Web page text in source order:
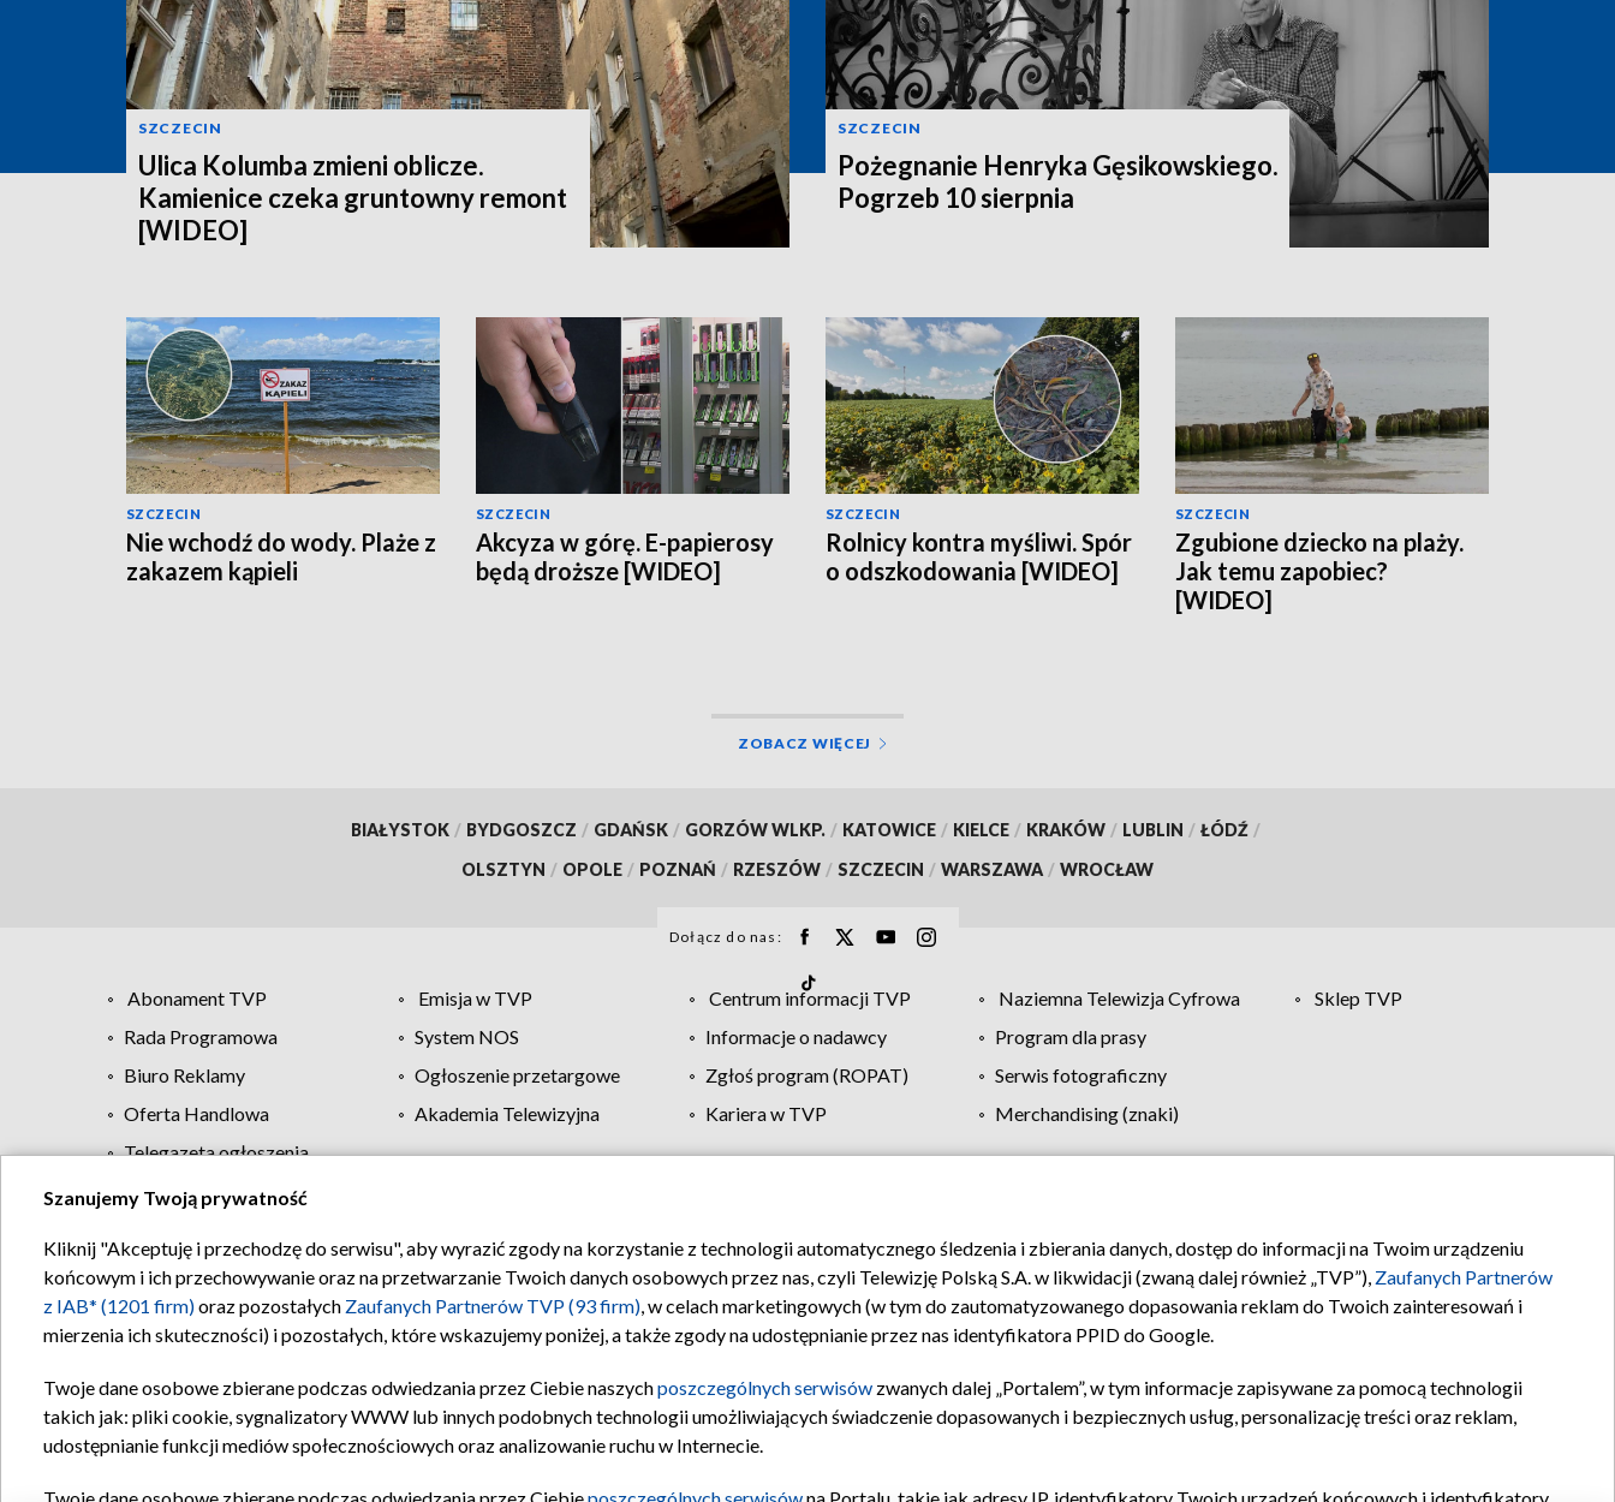
SZCZECIN
Ulica Kolumba zmieni oblicze.
Kamienice czeka gruntowny remont
[WIDEO]
SZCZECIN
Pożegnanie Henryka Gęsikowskiego.
Pogrzeb 10 sierpnia
SZCZECIN
Nie wchodź do wody. Plaże z
zakazem kąpieli
SZCZECIN
Akcyza w górę. E-papierosy
będą droższe [WIDEO]
SZCZECIN
Rolnicy kontra myśliwi. Spór
o odszkodowania [WIDEO]
SZCZECIN
Zgubione dziecko na plaży.
Jak temu zapobiec?
[WIDEO]
ZOBACZ WIĘCEJ
BIAŁYSTOK / BYDGOSZCZ / GDAŃSK / GORZÓW WLKP. / KATOWICE / KIELCE / KRAKÓW / LUBLIN / ŁÓDŹ /
OLSZTYN / OPOLE / POZNAŃ / RZESZÓW / SZCZECIN / WARSZAWA / WROCŁAW
Dołącz do nas:
Abonament TVP Emisja w TVP Centrum informacji TVP Naziemna Telewizja Cyfrowa
Sklep TVP
Rada Programowa
System NOS Informacje o nadawcy
Program dla prasy
Biuro Reklamy
Ogłoszenie przetargowe Zgłoś program (ROPAT)
Serwis fotograficzny
Oferta Handlowa
Akademia Telewizyjna Kariera w TVP
Merchandising (znaki)
Telegazeta ogłoszenia
Regulamin TVP Polityka prywatności Moje zgody Pomoc Biuro reklamy Kontakt
Szanujemy Twoją prywatność
Kliknij "Akceptuję i przechodzę do serwisu", aby wyrazić zgody na korzystanie z technologii automatycznego śledzenia i zbierania danych, dostęp do informacji na Twoim urządzeniu
końcowym i ich przechowywanie oraz na przetwarzanie Twoich danych osobowych przez nas, czyli Telewizję Polską S.A. w likwidacji (zwaną dalej również „TVP”), Zaufanych Partnerów
z IAB* (1201 firm)oraz pozostałych Zaufanych Partnerów TVP (93 firm), w celach marketingowych (w tym do zautomatyzowanego dopasowania reklam do Twoich zainteresowań i
mierzenia ich skuteczności) i pozostałych, które wskazujemy poniżej, a także zgody na udostępnianie przez nas identyfikatora PPID do Google.
Twoje dane osobowe zbierane podczas odwiedzania przez Ciebie naszychposzczególnych serwisów zwanych dalej „Portalem”, w tym informacje zapisywane za pomocą technologii
takich jak: pliki cookie, sygnalizatory WWW lub innych podobnych technologii umożliwiających świadczenie dopasowanych i bezpiecznych usług, personalizację treści oraz reklam,
udostępnianie funkcji mediów społecznościowych oraz analizowanie ruchu w Internecie.